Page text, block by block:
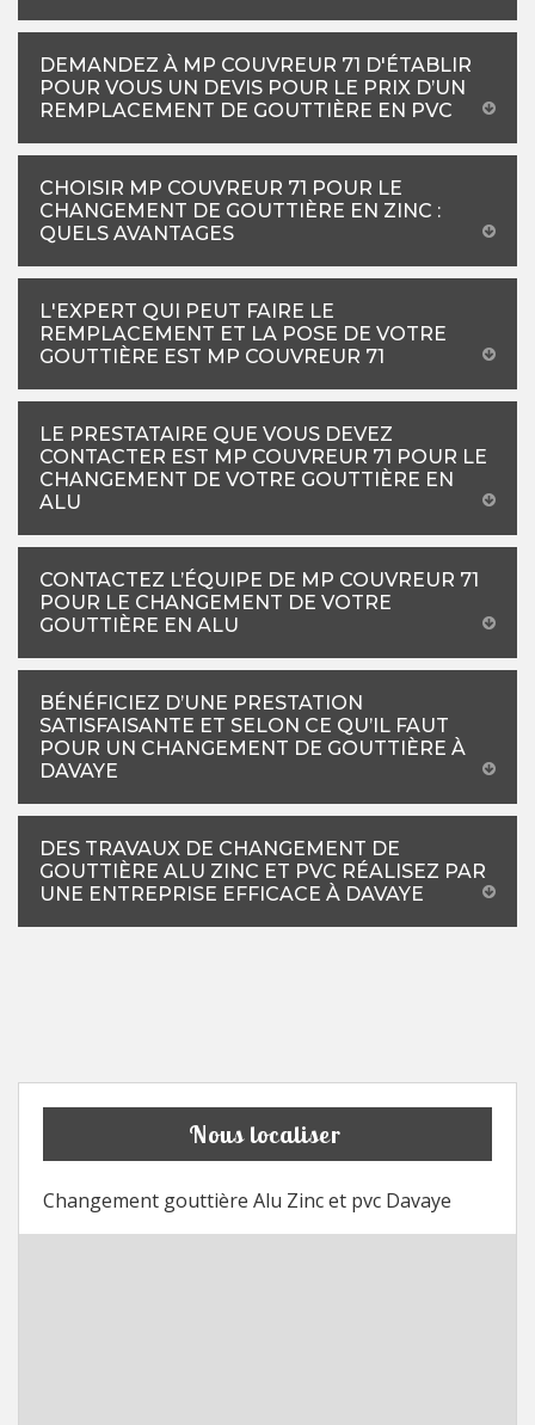
DEMANDEZ À MP COUVREUR 71 D'ÉTABLIR
POUR VOUS UN DEVIS POUR LE PRIX D’UN
REMPLACEMENT DE GOUTTIÈRE EN PVC
CHOISIR MP COUVREUR 71 POUR LE
CHANGEMENT DE GOUTTIÈRE EN ZINC :
QUELS AVANTAGES
L'EXPERT QUI PEUT FAIRE LE
REMPLACEMENT ET LA POSE DE VOTRE
GOUTTIÈRE EST MP COUVREUR 71
LE PRESTATAIRE QUE VOUS DEVEZ
CONTACTER EST MP COUVREUR 71 POUR LE
CHANGEMENT DE VOTRE GOUTTIÈRE EN
ALU
CONTACTEZ L’ÉQUIPE DE MP COUVREUR 71
POUR LE CHANGEMENT DE VOTRE
GOUTTIÈRE EN ALU
BÉNÉFICIEZ D’UNE PRESTATION
SATISFAISANTE ET SELON CE QU’IL FAUT
POUR UN CHANGEMENT DE GOUTTIÈRE À
DAVAYE
DES TRAVAUX DE CHANGEMENT DE
GOUTTIÈRE ALU ZINC ET PVC RÉALISEZ PAR
UNE ENTREPRISE EFFICACE À DAVAYE
Nous localiser
Changement gouttière Alu Zinc et pvc Davaye